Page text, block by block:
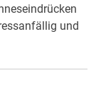
und